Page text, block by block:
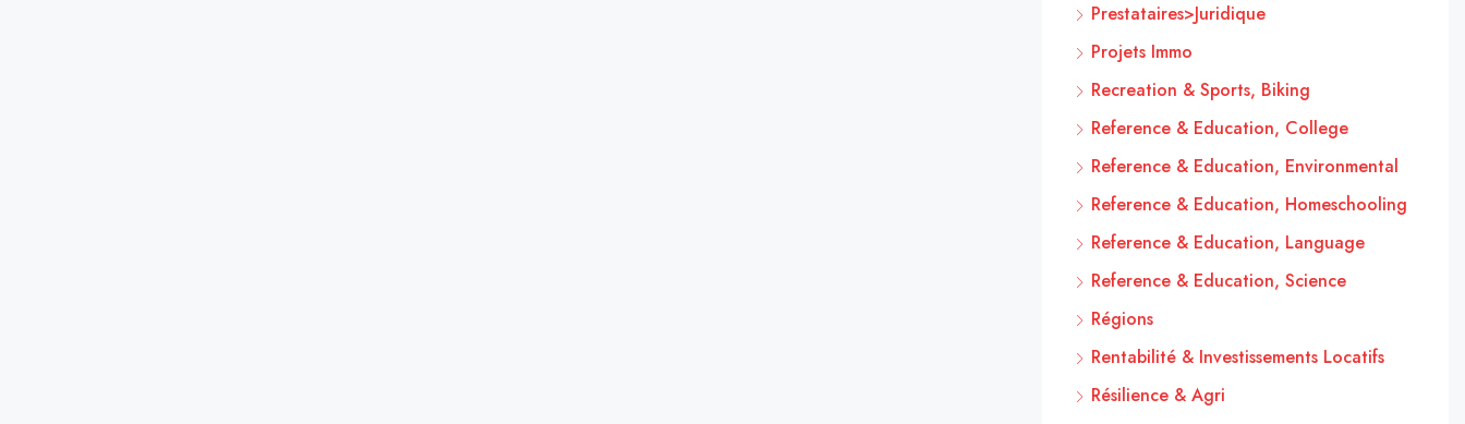
Prestataires>Juridique
Projets Immo
Recreation & Sports, Biking
Reference & Education, College
Reference & Education, Environmental
Reference & Education, Homeschooling
Reference & Education, Language
Reference & Education, Science
Régions
Rentabilité & Investissements Locatifs
Résilience & Agri